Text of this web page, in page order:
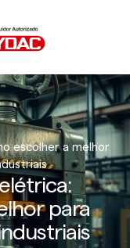
escolher a melhor
para